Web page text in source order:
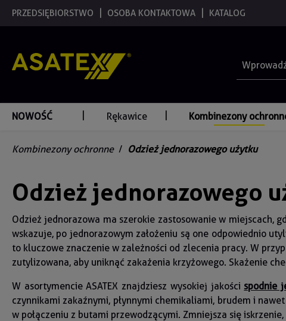
Przejdź do głównej nawigacji
PRZEDSIĘBIORSTWO OSOBA KONTAKTOWA KATALOG
NOWOŚĆ Rękawice Kombinezony
Kombinezony ochronne / Odzież jednorazowego użytku
Odzież jednorazowego
Odzież jednorazowa ma szerokie zastosowanie w miejscach,
wskazuje, po jednorazowym założeniu są one odpowiednio
to kluczowe znaczenie w zależności od zlecenia pracy. W
zutylizowana, aby uniknąć zakażenia krzyżowego. Skażenie
W asortymencie ASATEX znajdziesz wysokiej jakości spodnie
czynnikami zakaźnymi, płynnymi chemikaliami, brudem i
w połączeniu z butami przewodzącymi. Zmniejsza się